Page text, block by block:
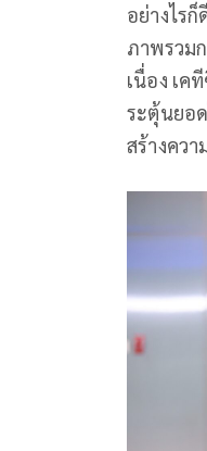
อย่างไร
ภาพรวม
เนื่อง เ
ระตุ้นยอ
สร้างคว